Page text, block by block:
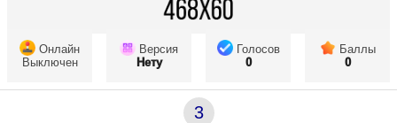
Онлайн
Выключен
Версия
Нету
Голосов
0
Баллы
0
3